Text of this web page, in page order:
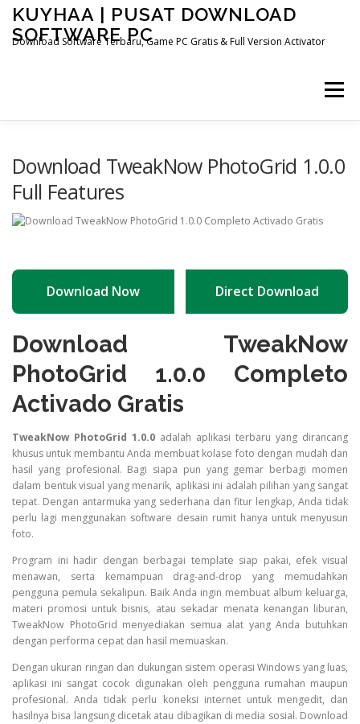
Skip
content
KUYHAA | PUSAT DOWNLOAD
SOFTWARE PC
Download Software Terbaru, Game PC Gratis & Full Version Activator
Menu
Download TweakNow PhotoGrid 1.0.0
Full Features
Download Now Direct Download
Download TweakNow
PhotoGrid 1.0.0 Completo
Activado Gratis
TweakNow PhotoGrid 1.0.0 adalah aplikasi terbaru yang dirancang
khusus untuk membantu Anda membuat kolase foto dengan mudah dan
hasil yang profesional. Bagi siapa pun yang gemar berbagi momen
dalam bentuk visual yang menarik, aplikasi ini adalah pilihan yang sangat
tepat. Dengan antarmuka yang sederhana dan fitur lengkap, Anda tidak
perlu lagi menggunakan software desain rumit hanya untuk menyusun
foto.
Program ini hadir dengan berbagai template siap pakai, efek visual
menawan, serta kemampuan drag-and-drop yang memudahkan
pengguna pemula sekalipun. Baik Anda ingin membuat album keluarga,
materi promosi untuk bisnis, atau sekadar menata kenangan liburan,
TweakNow PhotoGrid menyediakan semua alat yang Anda butuhkan
dengan performa cepat dan hasil memuaskan.
Dengan ukuran ringan dan dukungan sistem operasi Windows yang luas,
aplikasi ini sangat cocok digunakan oleh pengguna rumahan maupun
profesional. Anda tidak perlu koneksi internet untuk mengedit, dan
hasilnya bisa langsung dicetak atau dibagikan di media sosial. Download